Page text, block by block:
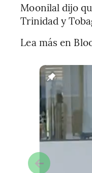
Moonilal dijo
Trinidad y
Lea más en